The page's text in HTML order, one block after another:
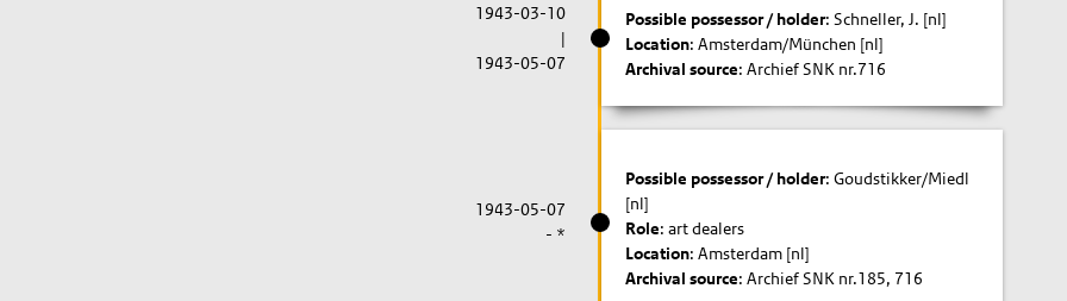
1943-03-10
|
1943-05-07
Possible possessor / holder: Schneller, J. [nl]
Location: Amsterdam/München [nl]
Archival source: Archief SNK nr.716
1943-05-07
- *
Possible possessor / holder: Goudstikker/Miedl
[nl]
Role: art dealers
Location: Amsterdam [nl]
Archival source: Archief SNK nr.185, 716